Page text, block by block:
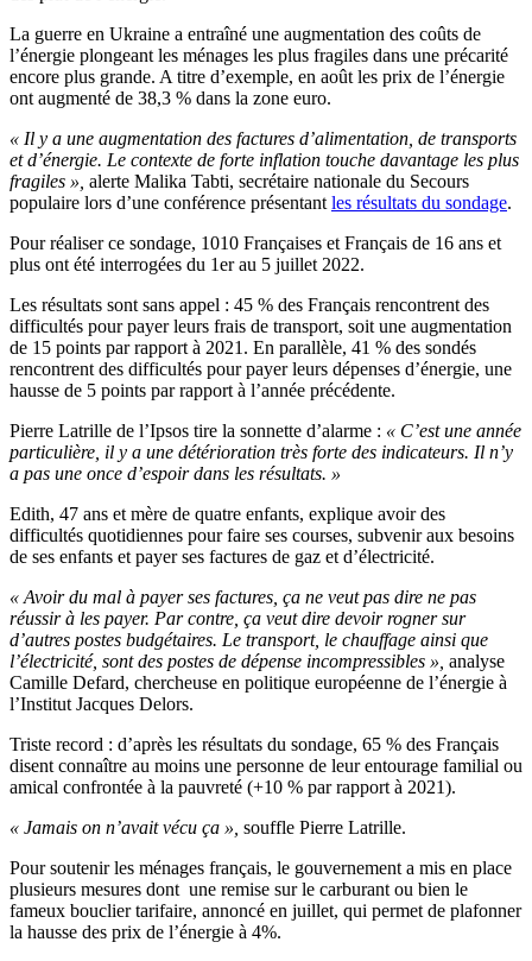
La guerre en Ukraine a entraîné une augmentation des coûts de
l’énergie plongeant les ménages les plus fragiles dans une précarité
encore plus grande. A titre d’exemple, en août les prix de l’énergie
ont augmenté de 38,3 % dans la zone euro.
« Il y a une augmentation des factures d’alimentation, de transports
et d’énergie. Le contexte de forte inflation touche davantage les plus
fragiles », alerte Malika Tabti, secrétaire nationale du Secours
populaire lors d’une conférence présentant les résultats du sondage.
Pour réaliser ce sondage, 1010 Françaises et Français de 16 ans et
plus ont été interrogées du 1er au 5 juillet 2022.
Les résultats sont sans appel : 45 % des Français rencontrent des
difficultés pour payer leurs frais de transport, soit une augmentation
de 15 points par rapport à 2021. En parallèle, 41 % des sondés
rencontrent des difficultés pour payer leurs dépenses d’énergie, une
hausse de 5 points par rapport à l’année précédente.
Pierre Latrille de l’Ipsos tire la sonnette d’alarme : « C’est une année
particulière, il y a une détérioration très forte des indicateurs. Il n’y
a pas une once d’espoir dans les résultats. »
Edith, 47 ans et mère de quatre enfants, explique avoir des
difficultés quotidiennes pour faire ses courses, subvenir aux besoins
de ses enfants et payer ses factures de gaz et d’électricité.
« Avoir du mal à payer ses factures, ça ne veut pas dire ne pas
réussir à les payer. Par contre, ça veut dire devoir rogner sur
d’autres postes budgétaires. Le transport, le chauffage ainsi que
l’électricité, sont des postes de dépense incompressibles », analyse
Camille Defard, chercheuse en politique européenne de l’énergie à
l’Institut Jacques Delors.
Triste record : d’après les résultats du sondage, 65 % des Français
disent connaître au moins une personne de leur entourage familial ou
amical confrontée à la pauvreté (+10 % par rapport à 2021).
« Jamais on n’avait vécu ça », souffle Pierre Latrille.
Pour soutenir les ménages français, le gouvernement a mis en place
plusieurs mesures dont une remise sur le carburant ou bien le
fameux bouclier tarifaire, annoncé en juillet, qui permet de plafonner
la hausse des prix de l’énergie à 4%.